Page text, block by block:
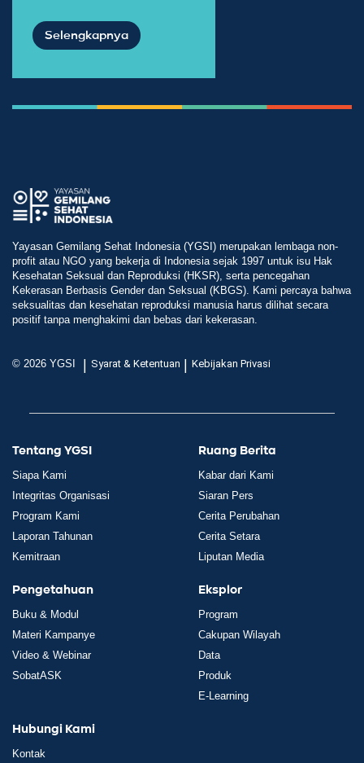
Selengkapnya
Yayasan Gemilang Sehat Indonesia (YGSI) merupakan lembaga non-
profit atau NGO yang bekerja di Indonesia sejak 1997 untuk isu Hak
Kesehatan Seksual dan Reproduksi (HKSR), serta pencegahan
Kekerasan Berbasis Gender dan Seksual (KBGS). Kami percaya bahwa
seksualitas dan kesehatan reproduksi manusia harus dilihat secara
positif tanpa menghakimi dan bebas dari kekerasan.
© 2026 YGSI | Syarat & Ketentuan | Kebijakan Privasi
Tentang YGSI
Siapa Kami
Integritas Organisasi
Program Kami
Laporan Tahunan
Kemitraan
Ruang Berita
Kabar dari Kami
Siaran Pers
Cerita Perubahan
Cerita Setara
Liputan Media
Pengetahuan
Buku & Modul
Materi Kampanye
Video & Webinar
SobatASK
Eksplor
Program
Cakupan Wilayah
Data
Produk
E-Learning
Hubungi Kami
Kontak